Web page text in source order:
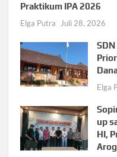
Praktikum IPA 2026
Elga Putra Juli 28, 2026
Elga
up
HI,